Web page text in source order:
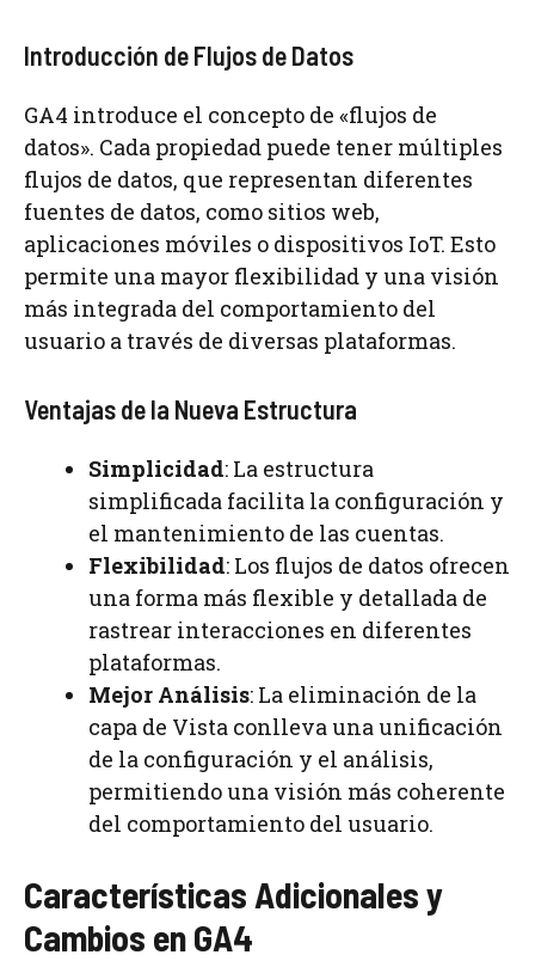
Introducción de Flujos de Datos
GA4 introduce el concepto de «flujos de
datos». Cada propiedad puede tener múltiples
flujos de datos, que representan diferentes
fuentes de datos, como sitios web,
aplicaciones móviles o dispositivos IoT. Esto
permite una mayor flexibilidad y una visión
más integrada del comportamiento del
usuario a través de diversas plataformas.
Ventajas de la Nueva Estructura
Simplicidad: La estructura
simplificada facilita la configuración y
el mantenimiento de las cuentas.
Flexibilidad: Los flujos de datos ofrecen
una forma más flexible y detallada de
rastrear interacciones en diferentes
plataformas.
Mejor Análisis: La eliminación de la
capa de Vista conlleva una unificación
de la configuración y el análisis,
permitiendo una visión más coherente
del comportamiento del usuario.
Características Adicionales y
Cambios en GA4